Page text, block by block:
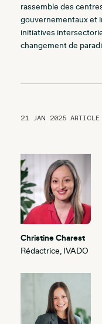
21 JAN 2025 ARTICLE
Christine Charest
Rédactrice, IVADO
rassemble des
gouvernementaux et
initiatives
changement de